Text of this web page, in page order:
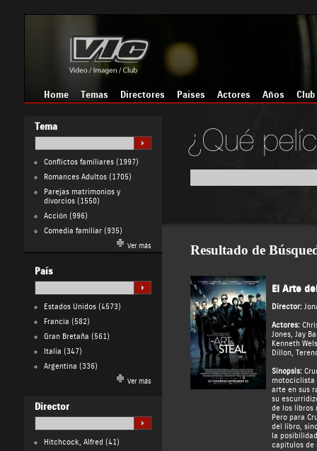
Home Temas Directores Países Actores Años Club
Tema
Conflictos familiares(1997)
Romances Adultos(1705)
Parejas matrimonios y
divorcios(1550)
Acción(996)
Comedia familiar(935)
Ver más
País
Estados Unidos(4573)
Francia (582)
Gran Bretaña (561)
Italia (347)
Argentina (336)
Ver más
Director
Hitchcock, Alfred (41)
Resultado de
El Arte
Director:
Actores:
Jones, Jay
Kenneth
Dillon,
Sinopsis:
motociclista
arte en sus
su
de los libros
Pero para
del libro,
la
capítulos de